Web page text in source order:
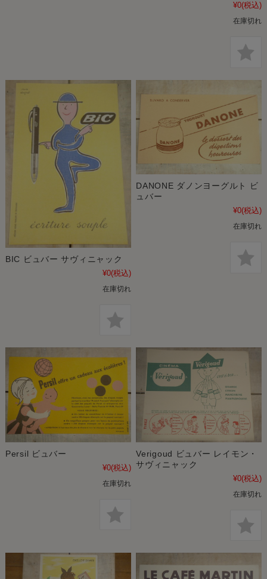
¥0(税込)
在庫切れ
BIC ビュバー サヴィニャック
¥0(税込)
在庫切れ
DANONE ダノンヨーグルト ビ
ュバー
¥0(税込)
在庫切れ
Persil ビュバー
¥0(税込)
在庫切れ
Verigoud ビュバー レイモン・
サヴィニャック
¥0(税込)
在庫切れ